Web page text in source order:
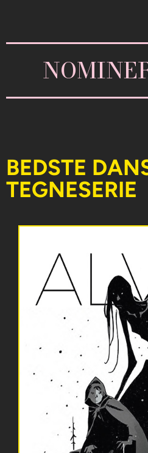
BEDSTE
TEGNESERIE